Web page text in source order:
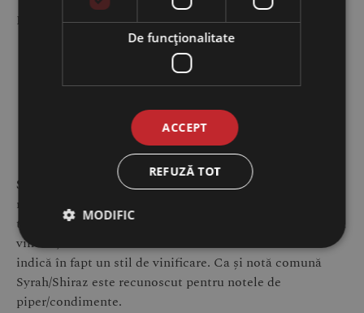
Recomandarea noastră:
Domeniile Pripa Vin Rosu Sec –
moldovenesti.ro/produs/vin-rosu-sec-cabernet-
sauvignon-pripa-075l/
Apriori Maestro Vin Rosu Sec –
moldovenesti.ro/produs/vin-rosu-sec-apriori-
maestro-cabernet-sauvignon-075l/
Syrah:
soiul își are originea în Nordul Rhone-ului în
regiunile Hermitage și Côte-Rôtie. Același soi poartă
totodată denumirea de Shiraz în țările de „Lume Nouă” a
vinului, iar folosirea uneia dintre cele două denumiri
indică în fapt un stil de vinificare. Ca și notă comună
Syrah/Shiraz este recunoscut pentru notele de
piper/condimente.
De funcţionalitate
ACCEPT
REFUZĂ TOT
MODIFIC